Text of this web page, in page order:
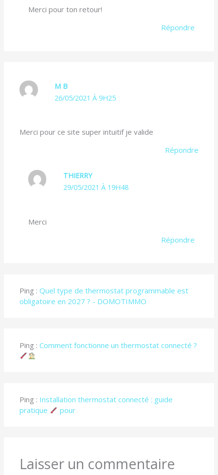
Merci pour ton retour!
Répondre
M B
26/05/2021 À 9H25
Merci pour ce site super intuitif je valide
Répondre
THIERRY
29/05/2021 À 19H48
Merci
Répondre
Ping :Quel type de thermostat programmable est
obligatoire en 2027 ? - DOMOTIMMO
Ping :Comment fonctionne un thermostat connecté ?
Ping : Installation thermostat connecté : guide
pratique
pour
Laisser un commentaire